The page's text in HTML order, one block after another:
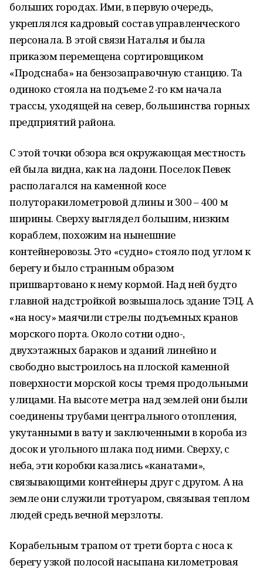
больших городах. Ими, в первую очередь,
укреплялся кадровый состав управленческого
персонала. В этой связи Наталья и была
приказом перемещена сортировщиком
«Продснаба» на бензозаправочную станцию. Та
одиноко стояла на подъеме 2-го км начала
трассы, уходящей на север, большинства горных
предприятий района.
С этой точки обзора вся окружающая местность
ей была видна, как на ладони. Поселок Певек
располагался на каменной косе
полуторакилометровой длины и 300 – 400 м
ширины. Сверху выглядел большим, низким
кораблем, похожим на нынешние
контейнеровозы. Это «судно» стояло под углом к
берегу и было странным образом
пришвартовано к нему кормой. Над ней будто
главной надстройкой возвышалось здание ТЭЦ. А
«на носу» маячили стрелы подъемных кранов
морского порта. Около сотни одно-,
двухэтажных бараков и зданий линейно и
свободно выстроилось на плоской каменной
поверхности морской косы тремя продольными
улицами. На высоте метра над землей они были
соединены трубами центрального отопления,
укутанными в вату и заключенными в короба из
досок и угольного шлака под ними. Сверху, с
неба, эти коробки казались «канатами»,
связывающими контейнеры друг с другом. А на
земле они служили тротуаром, связывая теплом
людей средь вечной мерзлоты.
Корабельным трапом от трети борта с носа к
берегу узкой полосой насыпана километровая